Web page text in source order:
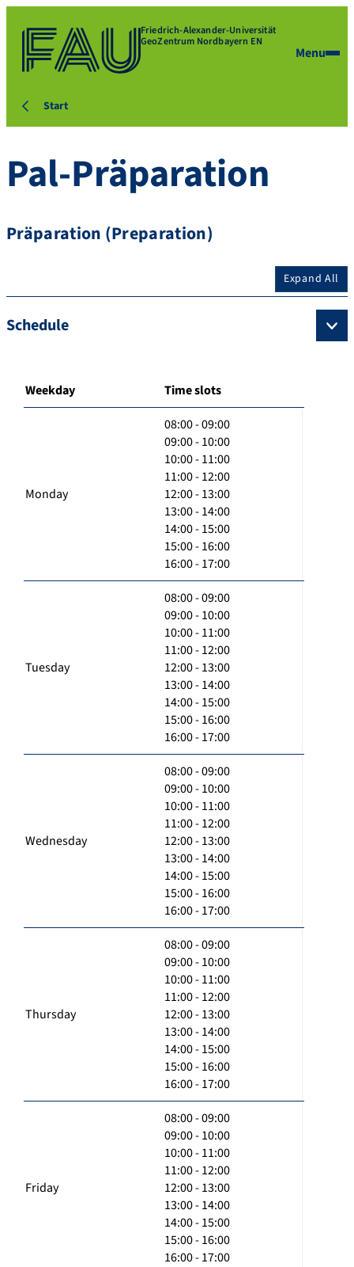
Friedrich-Alexander-Universität
GeoZentrum Nordbayern EN
Menu
Start
Pal-Präparation
Präparation (Preparation)
Expand All
Schedule
Weekday Time slots
Monday
08:00 - 09:00
09:00 - 10:00
10:00 - 11:00
11:00 - 12:00
12:00 - 13:00
13:00 - 14:00
14:00 - 15:00
15:00 - 16:00
16:00 - 17:00
Tuesday
08:00 - 09:00
09:00 - 10:00
10:00 - 11:00
11:00 - 12:00
12:00 - 13:00
13:00 - 14:00
14:00 - 15:00
15:00 - 16:00
16:00 - 17:00
Wednesday
08:00 - 09:00
09:00 - 10:00
10:00 - 11:00
11:00 - 12:00
12:00 - 13:00
13:00 - 14:00
14:00 - 15:00
15:00 - 16:00
16:00 - 17:00
Thursday
08:00 - 09:00
09:00 - 10:00
10:00 - 11:00
11:00 - 12:00
12:00 - 13:00
13:00 - 14:00
14:00 - 15:00
15:00 - 16:00
16:00 - 17:00
Friday
08:00 - 09:00
09:00 - 10:00
10:00 - 11:00
11:00 - 12:00
12:00 - 13:00
13:00 - 14:00
14:00 - 15:00
15:00 - 16:00
16:00 - 17:00